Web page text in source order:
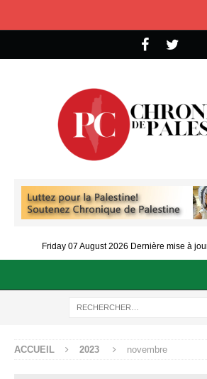
Friday 07 August 2026 Dernière mise à
ACCUEIL 2023 novembre